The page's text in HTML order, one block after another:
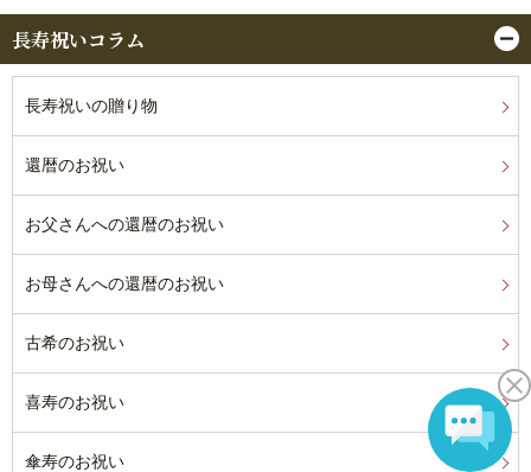
長寿祝いコラム
長寿祝いの贈り物
還暦のお祝い
お父さんへの還暦のお祝い
お母さんへの還暦のお祝い
古希のお祝い
喜寿のお祝い
傘寿のお祝い